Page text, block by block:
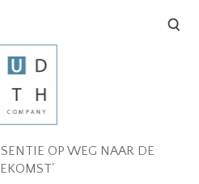
OP WEG NAAR DE